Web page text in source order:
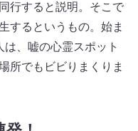
行すると説明。そこで
するというもの。始ま
、嘘の心霊スポット
所でもビビりまくりま